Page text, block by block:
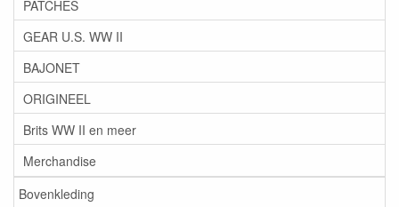
PATCHES
GEAR U.S. WW II
BAJONET
ORIGINEEL
Brits WW II en meer
Merchandise
Bovenkleding